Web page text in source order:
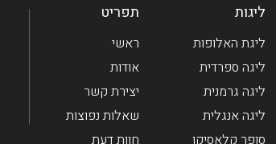
ליגות
ליגת האלופות
ליגה ספרדית
ליגה גרמנית
ליגה אנגלית
סופר קלאסיקו
תפריט
ראשי
אודות
יצירת קשר
שאלות נפוצות
חוות דעת